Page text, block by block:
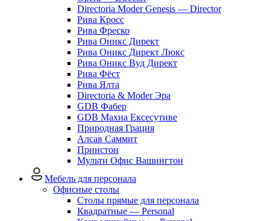
Directoria Moder Genesis — Director
Рива Кросс
Рива Фреско
Рива Оникс Директ
Рива Оникс Директ Люкс
Рива Оникс Вуд Директ
Рива Фёст
Рива Ялта
Directoria & Moder Эра
GDB Фабер
GDB Махиа Ексесутиве
Природная Грация
Алсав Саммит
Принстон
Мульти Офис Вашингтон
Мебель для персонала
Офисные столы
Столы прямые для персонала
Квадратные — Personal